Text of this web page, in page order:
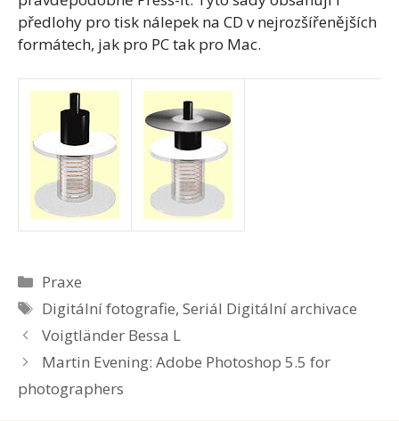
předlohy pro tisk nálepek na CD v nejrozšířenějších
formátech, jak pro PC tak pro Mac.
Rubriky
Praxe
Štítky
Digitální fotografie,Seriál Digitální archivace
Voigtländer Bessa L
Martin Evening: Adobe Photoshop 5.5 for
photographers